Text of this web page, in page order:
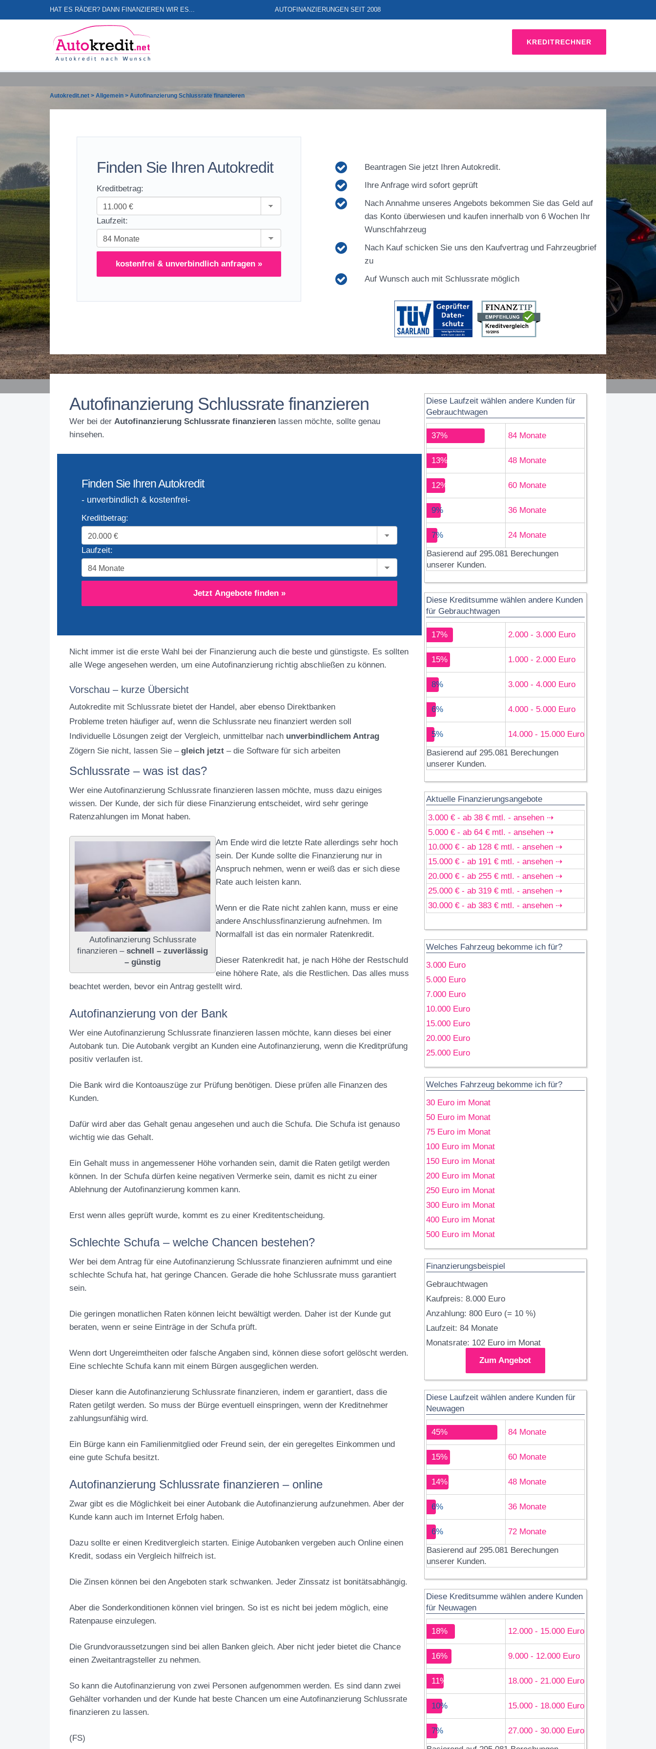
HAT ES RÄDER? DANN FINANZIEREN WIR ES... AUTOFINANZIERUNGEN SEIT 2008
KREDITRECHNER
Autokredit.net > Allgemein > Autofinanzierung Schlussrate finanzieren
Finden Sie Ihren Autokredit
Kreditbetrag:
Laufzeit:
kostenfrei & unverbindlich anfragen »
Beantragen Sie jetzt Ihren Autokredit.
Ihre Anfrage wird sofort geprüft
Nach Annahme unseres Angebots bekommen Sie das Geld auf
das Konto überwiesen und kaufen innerhalb von 6 Wochen Ihr
Wunschfahrzeug
Nach Kauf schicken Sie uns den Kaufvertrag und Fahrzeugbrief
zu
Auf Wunsch auch mit Schlussrate möglich
Autofinanzierung Schlussrate finanzieren
Wer bei der Autofinanzierung Schlussrate finanzieren lassen möchte, sollte genau
hinsehen.
Finden Sie Ihren Autokredit
- unverbindlich & kostenfrei-
Kreditbetrag:
Laufzeit:
Jetzt Angebote finden »
Nicht immer ist die erste Wahl bei der Finanzierung auch die beste und günstigste. Es sollten
alle Wege angesehen werden, um eine Autofinanzierung richtig abschließen zu können.
Vorschau – kurze Übersicht
Autokredite mit Schlussrate bietet der Handel, aber ebenso Direktbanken
Probleme treten häufiger auf, wenn die Schlussrate neu finanziert werden soll
Individuelle Lösungen zeigt der Vergleich, unmittelbar nach unverbindlichem Antrag
Zögern Sie nicht, lassen Sie – gleich jetzt – die Software für sich arbeiten
Schlussrate – was ist das?
Wer eine Autofinanzierung Schlussrate finanzieren lassen möchte, muss dazu einiges
wissen. Der Kunde, der sich für diese Finanzierung entscheidet, wird sehr geringe
Ratenzahlungen im Monat haben.
Autofinanzierung Schlussrate
finanzieren – schnell – zuverlässig
– günstig
Am Ende wird die letzte Rate allerdings sehr hoch
sein. Der Kunde sollte die Finanzierung nur in
Anspruch nehmen, wenn er weiß das er sich diese
Rate auch leisten kann.
Wenn er die Rate nicht zahlen kann, muss er eine
andere Anschlussfinanzierung aufnehmen. Im
Normalfall ist das ein normaler Ratenkredit.
Dieser Ratenkredit hat, je nach Höhe der Restschuld
eine höhere Rate, als die Restlichen. Das alles muss
beachtet werden, bevor ein Antrag gestellt wird.
Autofinanzierung von der Bank
Wer eine Autofinanzierung Schlussrate finanzieren lassen möchte, kann dieses bei einer
Autobank tun. Die Autobank vergibt an Kunden eine Autofinanzierung, wenn die Kreditprüfung
positiv verlaufen ist.
Die Bank wird die Kontoauszüge zur Prüfung benötigen. Diese prüfen alle Finanzen des
Kunden.
Dafür wird aber das Gehalt genau angesehen und auch die Schufa. Die Schufa ist genauso
wichtig wie das Gehalt.
Ein Gehalt muss in angemessener Höhe vorhanden sein, damit die Raten getilgt werden
können. In der Schufa dürfen keine negativen Vermerke sein, damit es nicht zu einer
Ablehnung der Autofinanzierung kommen kann.
Erst wenn alles geprüft wurde, kommt es zu einer Kreditentscheidung.
Schlechte Schufa – welche Chancen bestehen?
Wer bei dem Antrag für eine Autofinanzierung Schlussrate finanzieren aufnimmt und eine
schlechte Schufa hat, hat geringe Chancen. Gerade die hohe Schlussrate muss garantiert
sein.
Die geringen monatlichen Raten können leicht bewältigt werden. Daher ist der Kunde gut
beraten, wenn er seine Einträge in der Schufa prüft.
Wenn dort Ungereimtheiten oder falsche Angaben sind, können diese sofort gelöscht werden.
Eine schlechte Schufa kann mit einem Bürgen ausgeglichen werden.
Dieser kann die Autofinanzierung Schlussrate finanzieren, indem er garantiert, dass die
Raten getilgt werden. So muss der Bürge eventuell einspringen, wenn der Kreditnehmer
zahlungsunfähig wird.
Ein Bürge kann ein Familienmitglied oder Freund sein, der ein geregeltes Einkommen und
eine gute Schufa besitzt.
Autofinanzierung Schlussrate finanzieren – online
Zwar gibt es die Möglichkeit bei einer Autobank die Autofinanzierung aufzunehmen. Aber der
Kunde kann auch im Internet Erfolg haben.
Dazu sollte er einen Kreditvergleich starten. Einige Autobanken vergeben auch Online einen
Kredit, sodass ein Vergleich hilfreich ist.
Die Zinsen können bei den Angeboten stark schwanken. Jeder Zinssatz ist bonitätsabhängig.
Aber die Sonderkonditionen können viel bringen. So ist es nicht bei jedem möglich, eine
Ratenpause einzulegen.
Die Grundvoraussetzungen sind bei allen Banken gleich. Aber nicht jeder bietet die Chance
einen Zweitantragsteller zu nehmen.
So kann die Autofinanzierung von zwei Personen aufgenommen werden. Es sind dann zwei
Gehälter vorhanden und der Kunde hat beste Chancen um eine Autofinanzierung Schlussrate
finanzieren zu lassen.
(FS)
Diese Laufzeit wählen andere Kunden für
Gebrauchtwagen
37% 84 Monate
13% 48 Monate
12% 60 Monate
9% 36 Monate
7%
24 Monate
Basierend auf 295.081 Berechungen
unserer Kunden.
Diese Kreditsumme wählen andere Kunden
für Gebrauchtwagen
17% 2.000 - 3.000 Euro
15% 1.000 - 2.000 Euro
8% 3.000 - 4.000 Euro
6% 4.000 - 5.000 Euro
5%
14.000 - 15.000 Euro
Basierend auf 295.081 Berechungen
unserer Kunden.
Aktuelle Finanzierungsangebote
3.000 € - ab 38 € mtl. - ansehen ⇢
5.000 € - ab 64 € mtl. - ansehen ⇢
10.000 € - ab 128 € mtl. - ansehen ⇢
15.000 € - ab 191 € mtl. - ansehen ⇢
20.000 € - ab 255 € mtl. - ansehen ⇢
25.000 € - ab 319 € mtl. - ansehen ⇢
30.000 € - ab 383 € mtl. - ansehen ⇢
Welches Fahrzeug bekomme ich für?
3.000 Euro
5.000 Euro
7.000 Euro
10.000 Euro
15.000 Euro
20.000 Euro
25.000 Euro
Welches Fahrzeug bekomme ich für?
30 Euro im Monat
50 Euro im Monat
75 Euro im Monat
100 Euro im Monat
150 Euro im Monat
200 Euro im Monat
250 Euro im Monat
300 Euro im Monat
400 Euro im Monat
500 Euro im Monat
Finanzierungsbeispiel
Gebrauchtwagen
Kaufpreis: 8.000 Euro
Anzahlung: 800 Euro (= 10 %)
Laufzeit: 84 Monate
Monatsrate: 102 Euro im Monat
Zum Angebot
Diese Laufzeit wählen andere Kunden für
Neuwagen
45% 84 Monate
15% 60 Monate
14% 48 Monate
6% 36 Monate
6%
72 Monate
Basierend auf 295.081 Berechungen
unserer Kunden.
Diese Kreditsumme wählen andere Kunden
für Neuwagen
18% 12.000 - 15.000 Euro
16% 9.000 - 12.000 Euro
11% 18.000 - 21.000 Euro
10% 15.000 - 18.000 Euro
7%
27.000 - 30.000 Euro